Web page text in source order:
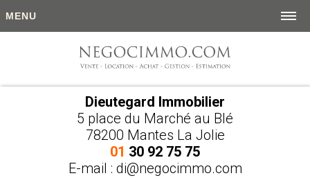
Dieutegard Immobilier
5 place du Marché au Blé
78200 Mantes La Jolie
01 30 92 75 75
E-mail : di@negocimmo.com
MENU